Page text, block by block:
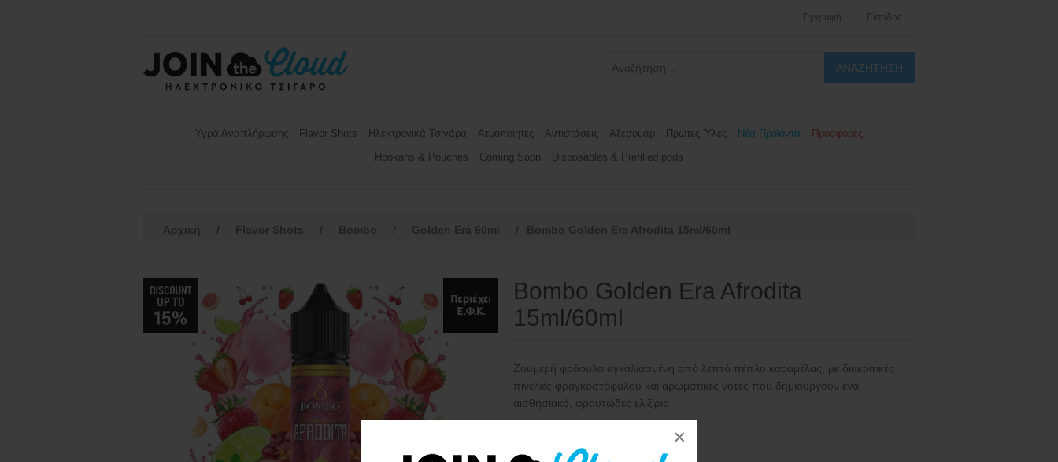
×
Εγγραφή Είσοδος
Υγρά Αναπλήρωσης Flavor Shots Ηλεκτρονικά Τσιγάρα Ατμοποιητές Αντιστάσεις Αξεσουάρ Πρώτες Ύλες Νέα Προϊόντα
Προσφορές
Hookahs & Pouches
Coming Soon Disposables & Prefilled pods
Αρχική / Flavor Shots / Bombo / Golden Era 60ml / Bombo Golden Era Afrodita 15ml/60ml
Bombo Golden Era Afrodita
15ml/60ml
Ζουμερή φράουλα αγκαλιασμένη από λεπτό πέπλο καραμέλας, με διακριτικές
πινελιές φραγκοστάφυλου και αρωματικές νότες που δημιουργούν ένα
αισθησιακό, φρουτώδες ελιξίριο.
Vapers Experience